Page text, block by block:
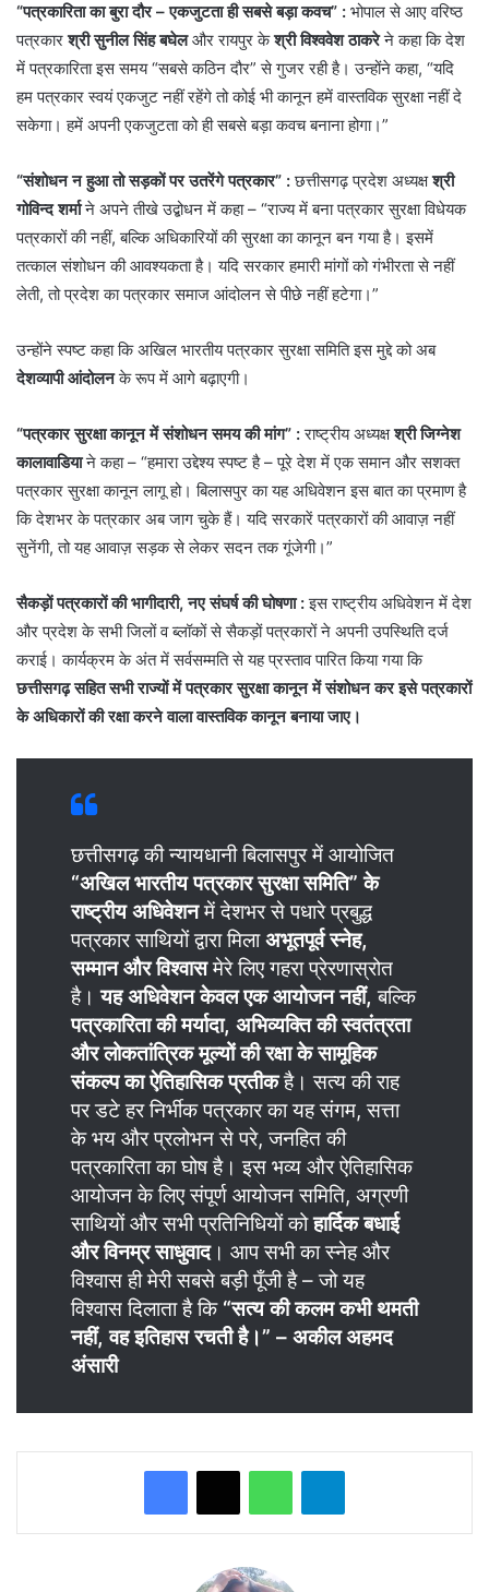
“पत्रकारिता का बुरा दौर – एकजुटता ही सबसे बड़ा कवच” : भोपाल से आए वरिष्ठ
पत्रकारश्री सुनील सिंह बघेलऔर रायपुर केश्री विश्ववेश ठाकरेने कहा कि देश
में पत्रकारिता इस समय “सबसे कठिन दौर” से गुजर रही है। उन्होंने कहा, “यदि
हम पत्रकार स्वयं एकजुट नहीं रहेंगे तो कोई भी कानून हमें वास्तविक सुरक्षा नहीं दे
सकेगा। हमें अपनी एकजुटता को ही सबसे बड़ा कवच बनाना होगा।”
“संशोधन न हुआ तो सड़कों पर उतरेंगे पत्रकार” :छत्तीसगढ़ प्रदेश अध्यक्षश्री
गोविन्द शर्माने अपने तीखे उद्बोधन में कहा – “राज्य में बना पत्रकार सुरक्षा विधेयक
पत्रकारों की नहीं, बल्कि अधिकारियों की सुरक्षा का कानून बन गया है। इसमें
तत्काल संशोधन की आवश्यकता है। यदि सरकार हमारी मांगों को गंभीरता से नहीं
लेती, तो प्रदेश का पत्रकार समाज आंदोलन से पीछे नहीं हटेगा।”
उन्होंने स्पष्ट कहा कि अखिल भारतीय पत्रकार सुरक्षा समिति इस मुद्दे को अब
देशव्यापी आंदोलनके रूप में आगे बढ़ाएगी।
“पत्रकार सुरक्षा कानून में संशोधन समय की मांग” :राष्ट्रीय अध्यक्षश्री जिग्नेश
कालावाडियाने कहा – “हमारा उद्देश्य स्पष्ट है – पूरे देश में एक समान और सशक्त
पत्रकार सुरक्षा कानून लागू हो। बिलासपुर का यह अधिवेशन इस बात का प्रमाण है
कि देशभर के पत्रकार अब जाग चुके हैं। यदि सरकारें पत्रकारों की आवाज़ नहीं
सुनेंगी, तो यह आवाज़ सड़क से लेकर सदन तक गूंजेगी।”
सैकड़ों पत्रकारों की भागीदारी, नए संघर्ष की घोषणा :इस राष्ट्रीय अधिवेशन में देश
और प्रदेश के सभी जिलों व ब्लॉकों से सैकड़ों पत्रकारों ने अपनी उपस्थिति दर्ज
कराई। कार्यक्रम के अंत में सर्वसम्मति से यह प्रस्ताव पारित किया गया कि
छत्तीसगढ़ सहित सभी राज्यों में पत्रकार सुरक्षा कानून में संशोधन कर इसे पत्रकारों
के अधिकारों की रक्षा करने वाला वास्तविक कानून बनाया जाए।
छत्तीसगढ़ की न्यायधानी बिलासपुर में आयोजित
“अखिल भारतीय पत्रकार सुरक्षा समिति” के
राष्ट्रीय अधिवेशनमें देशभर से पधारे प्रबुद्ध
पत्रकार साथियों द्वारा मिलाअभूतपूर्व स्नेह,
सम्मान और विश्वासमेरे लिए गहरा प्रेरणास्रोत
है।यह अधिवेशन केवल एक आयोजन नहीं, बल्कि
पत्रकारिता की मर्यादा, अभिव्यक्ति की स्वतंत्रता
और लोकतांत्रिक मूल्यों की रक्षा के सामूहिक
संकल्प का ऐतिहासिक प्रतीकहै। सत्य की राह
पर डटे हर निर्भीक पत्रकार का यह संगम, सत्ता
के भय और प्रलोभन से परे, जनहित की
पत्रकारिता का घोष है। इस भव्य और ऐतिहासिक
आयोजन के लिए संपूर्ण आयोजन समिति, अग्रणी
साथियों और सभी प्रतिनिधियों कोहार्दिक बधाई
और विनम्र साधुवाद। आप सभी का स्नेह और
विश्वास ही मेरी सबसे बड़ी पूँजी है – जो यह
विश्वास दिलाता है कि “सत्य की कलम कभी थमती
नहीं, वह इतिहास रचती है।” – अकील अहमद
अंसारी
WhatsAppTelegram